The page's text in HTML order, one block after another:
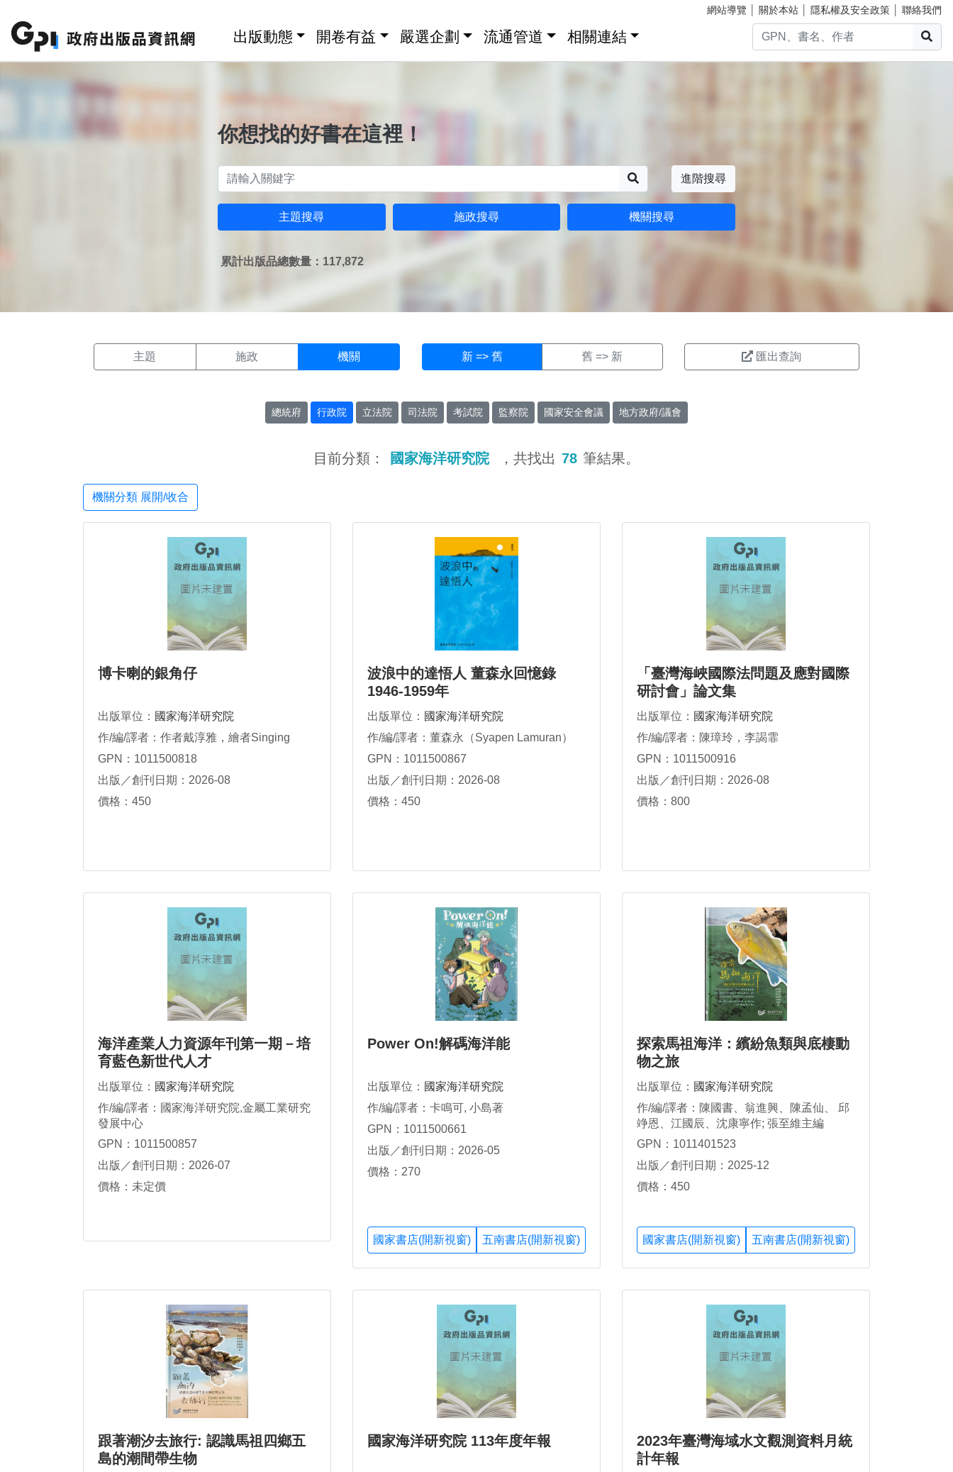
網站導覽 關於本站 隱私權及安全政策 聯絡我們
出版動態 開卷有益 嚴選企劃 流通管道 相關連結
你想找的好書在這裡！
進階搜尋
主題搜尋 施政搜尋 機關搜尋
累計出版品總數量：117,872
主題 施政 機關 新 => 舊 舊 => 新 匯出查詢
總統府 行政院 立法院 司法院 考試院 監察院 國家安全會議 地方政府/議會
目前分類： 國家海洋研究院 ，共找出 78 筆結果。
機關分類 展開/收合
博卡喇的銀角仔
出版單位： 國家海洋研究院
作/編/譯者：作者戴淳雅，繪者Singing
GPN：1011500818
出版／創刊日期：2026-08
價格：450
波浪中的達悟人 董森永回憶錄
1946-1959年
出版單位： 國家海洋研究院
作/編/譯者：董森永（Syapen Lamuran）
GPN：1011500867
出版／創刊日期：2026-08
價格：450
「臺灣海峽國際法問題及應對國際
研討會」論文集
出版單位： 國家海洋研究院
作/編/譯者：陳璋玲，李謁霏
GPN：1011500916
出版／創刊日期：2026-08
價格：800
海洋產業人力資源年刊第一期－培
育藍色新世代人才
出版單位： 國家海洋研究院
作/編/譯者：國家海洋研究院,金屬工業研究
發展中心
GPN：1011500857
出版／創刊日期：2026-07
價格：未定價
Power On!解碼海洋能
出版單位： 國家海洋研究院
作/編/譯者：卡鳴可, 小島著
GPN：1011500661
出版／創刊日期：2026-05
價格：270
國家書店(開新視窗) 五南書店(開新視窗)
探索馬祖海洋：繽紛魚類與底棲動
物之旅
出版單位： 國家海洋研究院
作/編/譯者：陳國書、翁進興、陳孟仙、 邱
竫恩、江國辰、沈康寧作; 張至維主編
GPN：1011401523
出版／創刊日期：2025-12
價格：450
國家書店(開新視窗) 五南書店(開新視窗)
跟著潮汐去旅行: 認識馬祖四鄉五
島的潮間帶生物
國家海洋研究院 113年度年報
2023年臺灣海域水文觀測資料月統
計年報